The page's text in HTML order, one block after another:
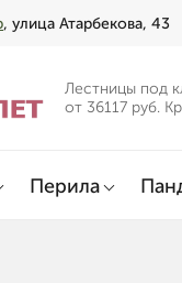
, улица Атарбекова, 43
Лестницы под
от 36117 руб.
Перила